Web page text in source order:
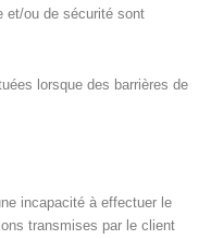
et/ou de sécurité sont
lorsque des barrières de
incapacité à effectuer le
transmises par le client